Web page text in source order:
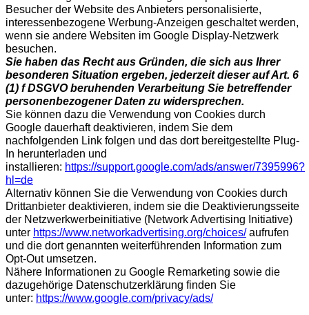
Besucher der Website des Anbieters personalisierte,
interessenbezogene Werbung-Anzeigen geschaltet werden,
wenn sie andere Websiten im Google Display-Netzwerk
besuchen.
Sie haben das Recht aus Gründen, die sich aus Ihrer
besonderen Situation ergeben, jederzeit dieser auf Art. 6
(1) f DSGVO beruhenden Verarbeitung Sie betreffender
personenbezogener Daten zu widersprechen.
Sie können dazu die Verwendung von Cookies durch
Google dauerhaft deaktivieren, indem Sie dem
nachfolgenden Link folgen und das dort bereitgestellte Plug-
In herunterladen und
installieren: https://support.google.com/ads/answer/7395996?
hl=de
Alternativ können Sie die Verwendung von Cookies durch
Drittanbieter deaktivieren, indem sie die Deaktivierungsseite
der Netzwerkwerbeinitiative (Network Advertising Initiative)
unter https://www.networkadvertising.org/choices/aufrufen
und die dort genannten weiterführenden Information zum
Opt-Out umsetzen.
Nähere Informationen zu Google Remarketing sowie die
dazugehörige Datenschutzerklärung finden Sie
unter: https://www.google.com/privacy/ads/